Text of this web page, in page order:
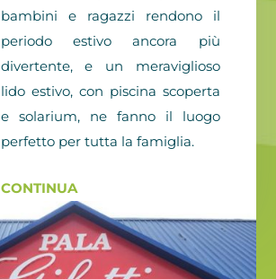
bambini e ragazzi rendono il
periodo estivo ancora più
divertente, e un meraviglioso
lido estivo, con piscina scoperta
e solarium, ne fanno il luogo
perfetto per tutta la famiglia.
CONTINUA